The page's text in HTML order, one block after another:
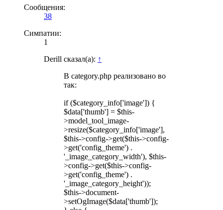
Сообщения:
38
Симпатии:
1
Derill сказал(а): ↑
В category.php реализовано во
так:
if ($category_info['image']) {
$data['thumb'] = $this-
>model_tool_image-
>resize($category_info['image'],
$this->config->get($this->config-
>get('config_theme') .
'_image_category_width'), $this-
>config->get($this->config-
>get('config_theme') .
'_image_category_height'));
$this->document-
>setOgImage($data['thumb']);